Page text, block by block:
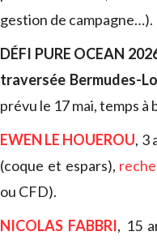
gestion de campagne…).
DÉFI PURE OCEAN
traversée Bermudes-
prévu le 17 mai, temps à
EWEN LE HOUEROU, 3
(coque et espars),
ou CFD).
NICOLAS FABBRI, 15